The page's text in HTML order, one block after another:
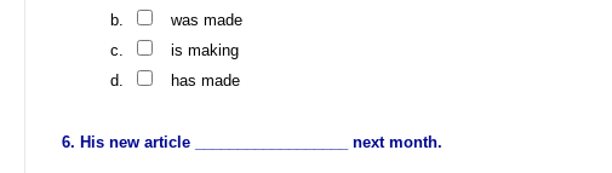
was made
is making
has made
His new article __________________ next month.